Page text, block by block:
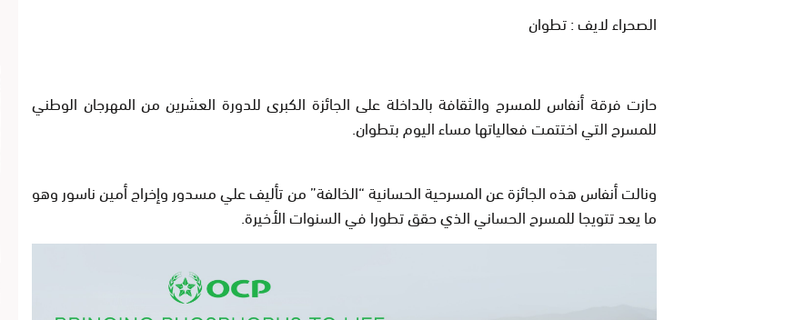
الصحراء لايف : تطوان
حازت فرقة أنفاس للمسرح والثقافة بالداخلة على الجائزة الكبرى للدورة العشرين من المهرجان الوطني
للمسرح التي اختتمت فعالياتها مساء اليوم بتطوان.
ونالت أنفاس هذه الجائزة عن المسرحية الحسانية “الخالفة” من تأليف علي مسدور وإخراج أمين ناسور وهو
ما يعد تتويجا للمسرح الحساني الذي حقق تطورا في السنوات الأخيرة.